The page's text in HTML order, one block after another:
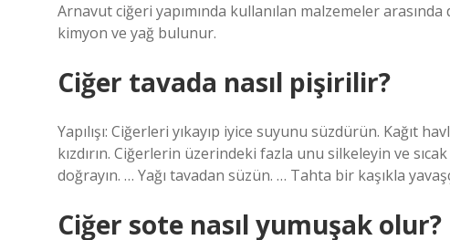
Arnavut ciğeri yapımında kullanılan malzemeler
kimyon ve yağ bulunur.
Ciğer tavada nasıl pişirilir?
Yapılışı: Ciğerleri yıkayıp iyice suyunu süzdürün. Kağıt
kızdırın. Ciğerlerin üzerindeki fazla unu silkeleyin ve
doğrayın. … Yağı tavadan süzün. … Tahta bir kaşıkla
Ciğer sote nasıl yumuşak olur?